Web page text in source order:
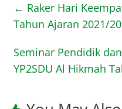
← Raker Hari
Tahun Ajaran 2021/
Seminar Pendidik
YP2SDU Al Hikmah